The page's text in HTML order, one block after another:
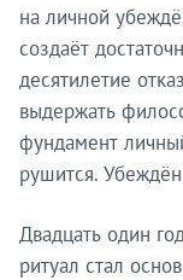
на личной
создаёт
десятилетие
выдержать
фундамент
рушится.
Двадцать один
ритуал стал